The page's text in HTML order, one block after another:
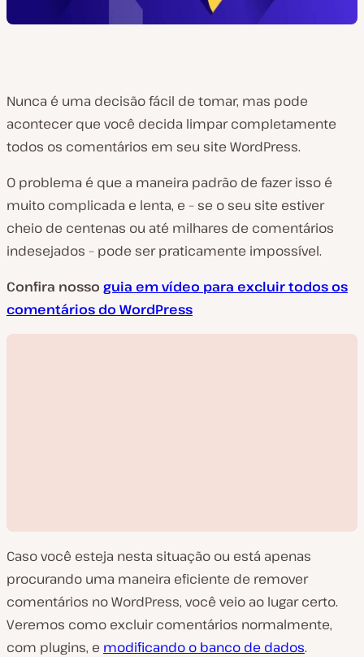
Nunca é uma decisão fácil de tomar, mas pode
acontecer que você decida limpar completamente
todos os comentários em seu site WordPress.
O problema é que a maneira padrão de fazer isso é
muito complicada e lenta, e – se o seu site estiver
cheio de centenas ou até milhares de comentários
indesejados – pode ser praticamente impossível.
Confira nosso guia em vídeo para excluir todos os
comentários do WordPress
e
Caso você esteja nesta situação ou está apenas
procurando uma maneira eficiente de remover
comentários no WordPress, você veio ao lugar certo.
Veremos como excluir comentários normalmente,
com plugins, e modificando o banco de dados.